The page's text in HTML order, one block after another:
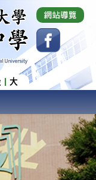
大
OF NATIONAL